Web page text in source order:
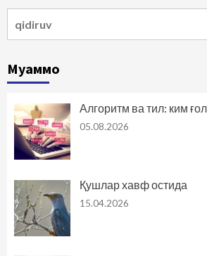
Муаммо
Алгоритм ва тил: ким
05.08.2026
Қушлар хавф остида
15.04.2026